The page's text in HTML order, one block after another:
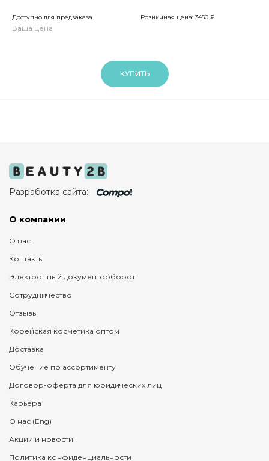
Доступно для предзаказа
Ваша цена
Розничная цена: 3450 ₽
КУПИТЬ
Разработка сайта:
О компании
О нас
Контакты
Электронный документооборот
Сотрудничество
Отзывы
Корейская косметика оптом
Доставка
Обучение по ассортименту
Договор-оферта для юридических лиц
Карьера
О нас (Eng)
Акции и новости
Политика конфиденциальности